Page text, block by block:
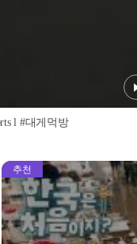
l #대게먹방
추천